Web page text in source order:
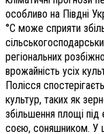
особливо на Півдні
°С може сприяти
регіональних
врожайність усіх
Полісся
культур, таких як
збільшення площі
соєю, соняшником. У